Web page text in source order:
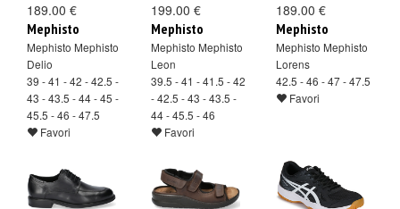
189.00 €
Mephisto
Mephisto Mephisto
Delio
39 - 41 - 42 - 42.5 -
43 - 43.5 - 44 - 45 -
45.5 - 46 - 47.5
Favori
199.00 €
Mephisto
Mephisto Mephisto
Leon
39.5 - 41 - 41.5 - 42
- 42.5 - 43 - 43.5 -
44 - 45.5 - 46
Favori
189.00 €
Mephisto
Mephisto Mephisto
Lorens
42.5 - 46 - 47 - 47.5
Favori